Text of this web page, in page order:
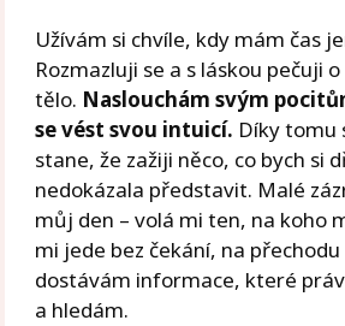
Užívám si chvíle, kdy mám čas
Rozmazluji se a s láskou pečuji o
tělo. Naslouchám svým
se vést svou intuicí. Díky tomu
stane, že zažiji něco, co bych si
nedokázala představit. Malé
můj den – volá mi ten, na koho
mi jede bez čekání, na
dostávám informace, které
a hledám.